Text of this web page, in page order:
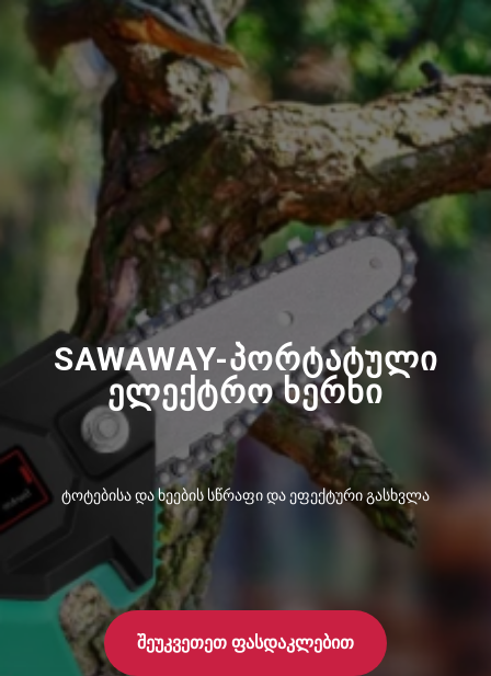
SAWAWAY-პორტატული
ელექტრო ხერხი
ტოტებისა და ხეების სწრაფი და ეფექტური გასხვლა
შეუკვეთეთ ფასდაკლებით